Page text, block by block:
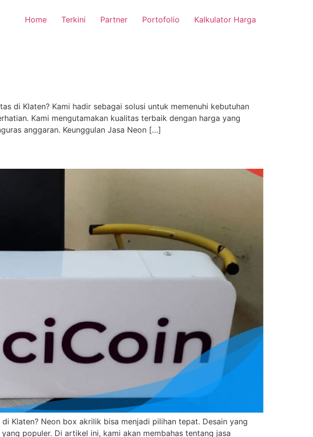
Home Terkini Partner Portofolio Kalkulator Harga
di Klaten? Kami hadir sebagai solusi untuk memenuhi kebutuhan
Kami mengutamakan kualitas terbaik dengan harga yang
anggaran. Keunggulan Jasa Neon […]
Klaten? Neon box akrilik bisa menjadi pilihan tepat. Desain yang
populer. Di artikel ini, kami akan membahas tentang jasa